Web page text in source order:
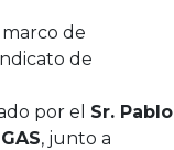
de
de
por el Sr. Pablo
, junto a